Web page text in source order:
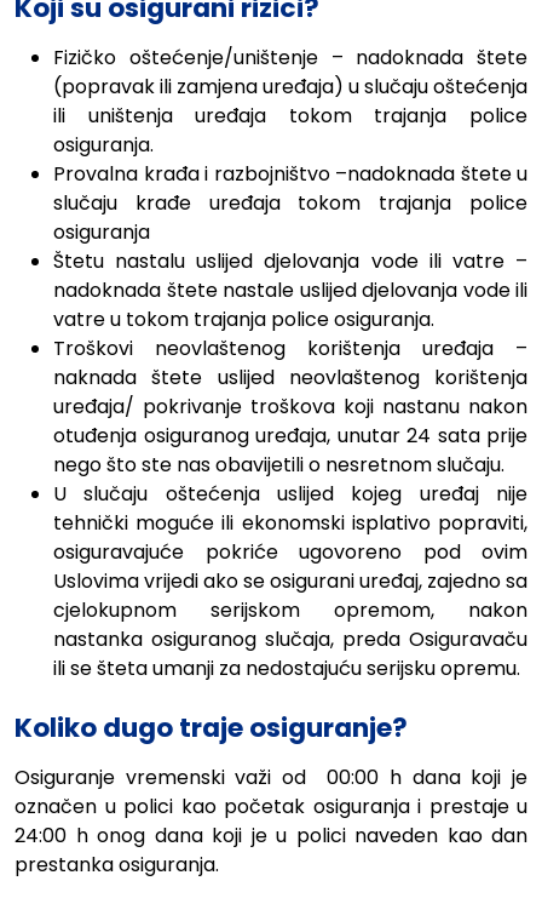
Koji su osigurani rizici?
Fizičko oštećenje/uništenje – nadoknada štete
(popravak ili zamjena uređaja) u slučaju oštećenja
ili uništenja uređaja tokom trajanja police
osiguranja.
Provalna krađa i razbojništvo –nadoknada štete u
slučaju krađe uređaja tokom trajanja police
osiguranja
Štetu nastalu uslijed djelovanja vode ili vatre –
nadoknada štete nastale uslijed djelovanja vode ili
vatre u tokom trajanja police osiguranja.
Troškovi neovlaštenog korištenja uređaja –
naknada štete uslijed neovlaštenog korištenja
uređaja/ pokrivanje troškova koji nastanu nakon
otuđenja osiguranog uređaja, unutar 24 sata prije
nego što ste nas obavijetili o nesretnom slučaju.
U slučaju oštećenja uslijed kojeg uređaj nije
tehnički moguće ili ekonomski isplativo popraviti,
osiguravajuće pokriće ugovoreno pod ovim
Uslovima vrijedi ako se osigurani uređaj, zajedno sa
cjelokupnom serijskom opremom, nakon
nastanka osiguranog slučaja, preda Osiguravaču
ili se šteta umanji za nedostajuću serijsku opremu.
Koliko dugo traje osiguranje?
Osiguranje vremenski važi od
00:00 h dana koji je
označen u polici kao početak osiguranja i prestaje u
24:00 h onog dana koji je u polici naveden kao dan
prestanka osiguranja.